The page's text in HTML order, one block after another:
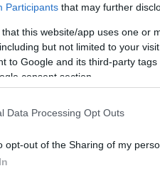
Participants that may further
that this website/app uses one or
but not limited to your
to Google and its third-party
consent section.
Data Processing Opt Outs
opt-out of the Sharing of my
των
στενά το
δείχνει πρόοδο,
Δεσμεύτηκε για
ενώ
κανονισμού του
προτεραιότητά
ότι η Επιτροπή